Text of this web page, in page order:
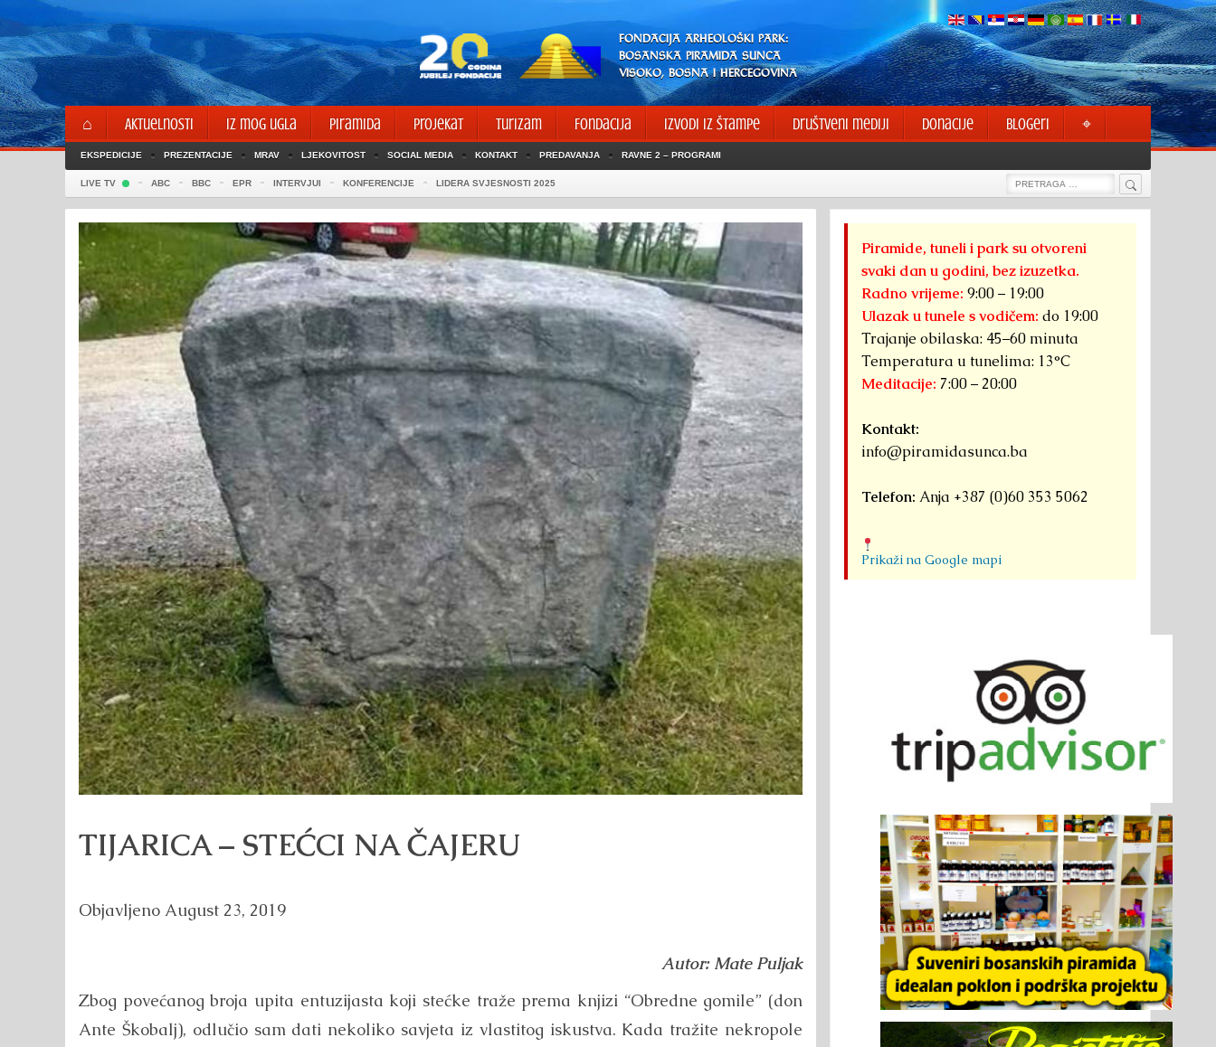
Skip
to
content
FONDACIJA ARHEOLOŠKI PARK:
BOSANSKA PIRAMIDA SUNCA
VISOKO, BOSNA I HERCEGOVINA
⌂ Aktuelnosti Iz mog ugla Piramida Projekat Turizam Fondacija Izvodi iz štampe Društveni mediji Donacije Blogeri ⌖
EKSPEDICIJE PREZENTACIJE MRAV LJEKOVITOST SOCIAL MEDIA KONTAKT PREDAVANJA RAVNE 2 – PROGRAMI
LIVE TV ABC BBC EPR INTERVJUI KONFERENCIJE LIDERA SVJESNOSTI 2025
Search
Search
TIJARICA – STEĆCI NA ČAJERU
Objavljeno August 23, 2019
Autor: Mate Puljak
Zbog povećanog broja upita entuzijasta koji stećke traže prema knjizi “Obredne gomile” (don
Ante Škobalj), odlučio sam dati nekoliko savjeta iz vlastitog iskustva. Kada tražite nekropole
Piramide, tuneli i park su otvoreni
svaki dan u godini, bez izuzetka.
Radno vrijeme: 9:00 – 19:00
Ulazak u tunele s vodičem: do 19:00
Trajanje obilaska: 45–60 minuta
Temperatura u tunelima: 13°C
Meditacije: 7:00 – 20:00
Kontakt:
info@piramidasunca.ba
Telefon: Anja +387 (0)60 353 5062
Prikaži na Google mapi